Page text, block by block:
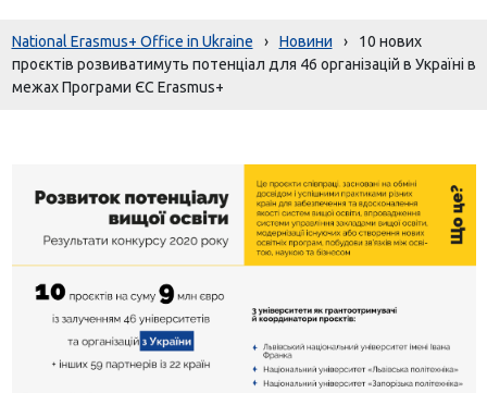
National Erasmus+ Office in Ukraine › Новини ›
10 нових
проєктів розвиватимуть потенціал для 46 організацій в Україні в
межах Програми ЄС Erasmus+